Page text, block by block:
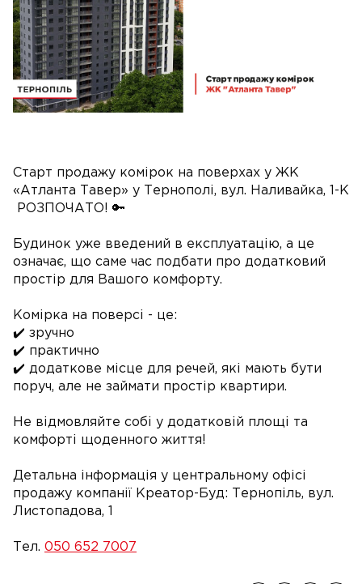
Старт продажу комірок на поверхах у ЖК
«Атланта Тавер» у Тернополі, вул. Наливайка, 1-К
РОЗПОЧАТО! 🔑
Будинок уже введений в експлуатацію, а це
означає, що саме час подбати про додатковий
простір для Вашого комфорту.
Комірка на поверсі - це:
✔️ зручно
✔️ практично
✔️ додаткове місце для речей, які мають бути
поруч, але не займати простір квартири.
Не відмовляйте собі у додатковій площі та
комфорті щоденного життя!
Детальна інформація у центральному офісі
продажу компанії Креатор-Буд: Тернопіль, вул.
Листопадова, 1
Тел. 050 652 7007